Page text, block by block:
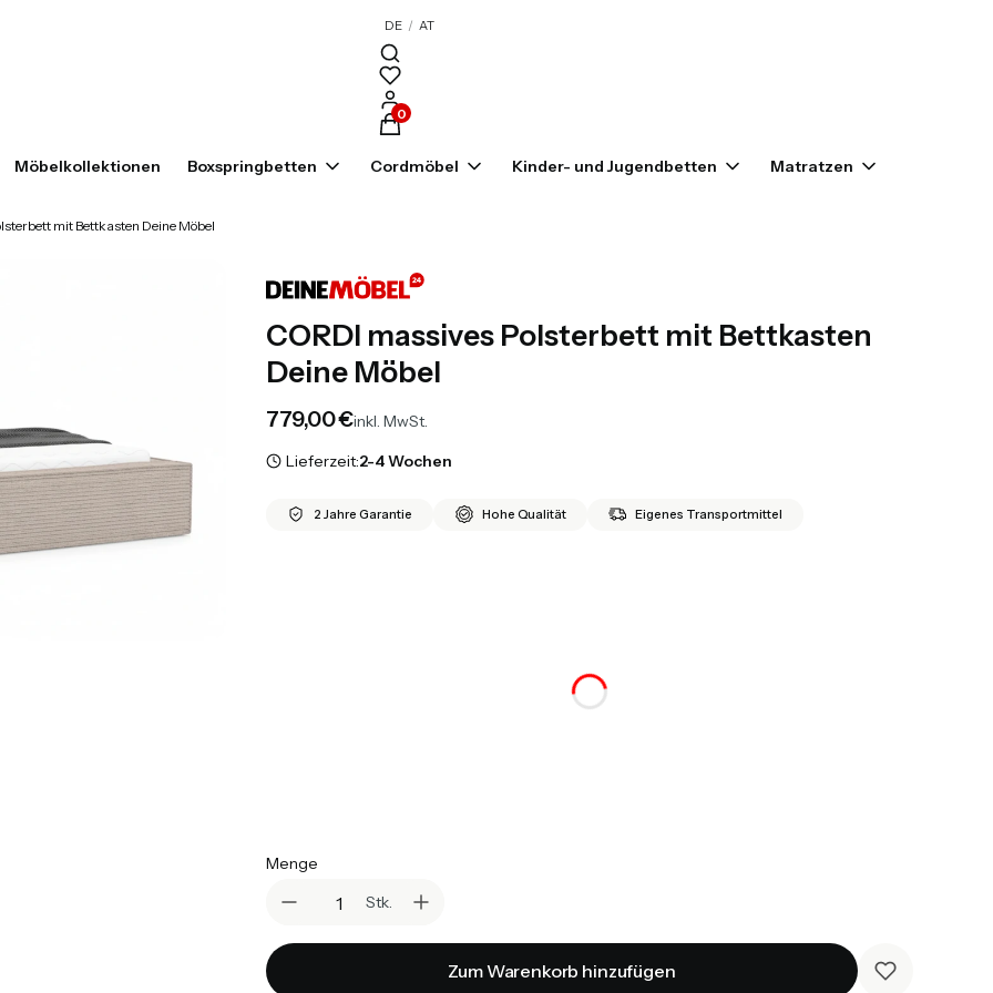
DE / AT
Produkte im Warenkorb: 0. Details anzeigen
Möbelkollektionen Boxspringbetten Cordmöbel Kinder- und Jugendbetten Matratzen
mit Bettkasten Deine Möbel
CORDI massives Polsterbett mit Bettkasten
Deine Möbel
Preis
779,00 €inkl. MwSt.
Lieferzeit:2-4 Wochen
2 Jahre Garantie Hohe Qualität Eigenes Transportmittel
Menge
Stk.
Zum Warenkorb hinzufügen